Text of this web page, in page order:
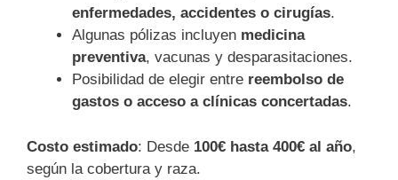
enfermedades, accidentes o cirugías.
Algunas pólizas incluyen medicina
preventiva, vacunas y desparasitaciones.
Posibilidad de elegir entre reembolso de
gastos o acceso a clínicas concertadas.
Costo estimado: Desde 100€ hasta 400€ al año,
según la cobertura y raza.